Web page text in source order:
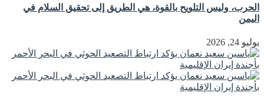
الحرب، وليس التلويح بالقوة، هي الطريق إلى تحقيق السلام في
اليمن
يوليو 24, 2026